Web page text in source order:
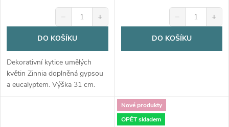
− +
DO KOŠÍKU
Dekorativní kytice umělých
květin Zinnia doplněná gypsou
a eucalyptem. Výška 31 cm.
− +
DO KOŠÍKU
Nové produkty
OPĚT skladem